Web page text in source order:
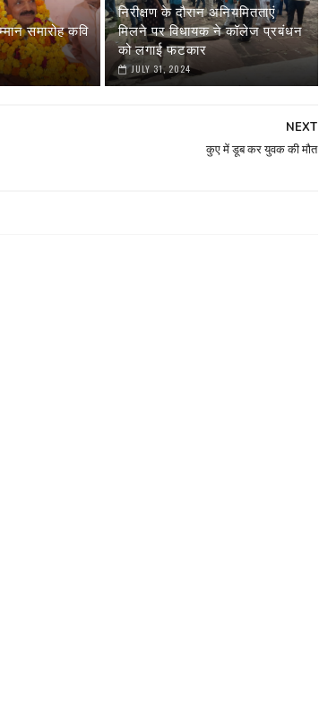
समारोह कवि
निरीक्षण के दौरान अनियमितताएं
मिलने पर विधायक ने कॉलेज प्रबंधन
को लगाई फटकार
JULY 31, 2024
NEXT
कुए में डूब कर युवक की मौत